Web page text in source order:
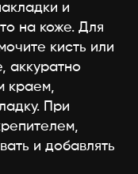
и
на коже. Для
кисть или
аккуратно
краем,
При
и добавлять